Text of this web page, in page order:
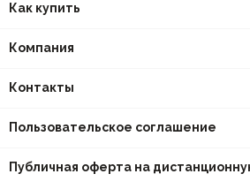
Как купить
Компания
Контакты
Пользовательское соглашение
Публичная оферта на